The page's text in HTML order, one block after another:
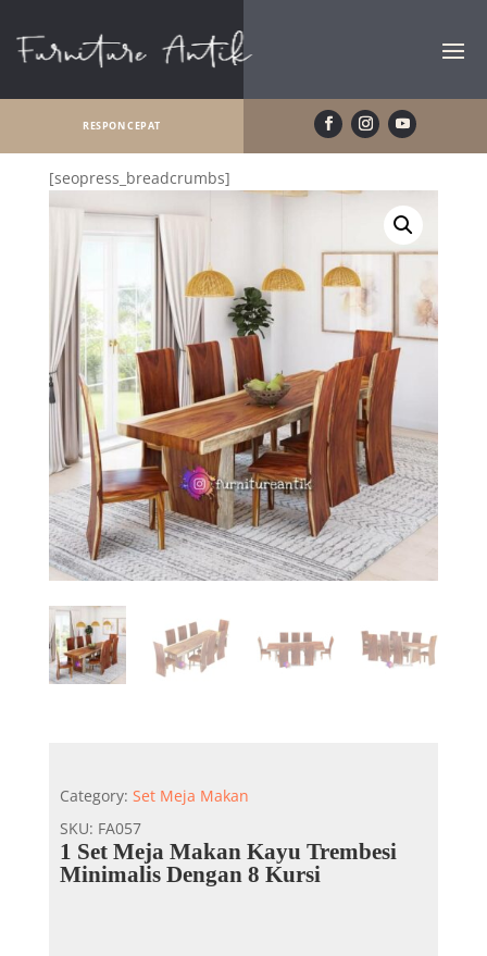
RESPON CEPAT
[seopress_breadcrumbs]
Category: Set Meja Makan
SKU: FA057
1 Set Meja Makan Kayu Trembesi
Minimalis Dengan 8 Kursi